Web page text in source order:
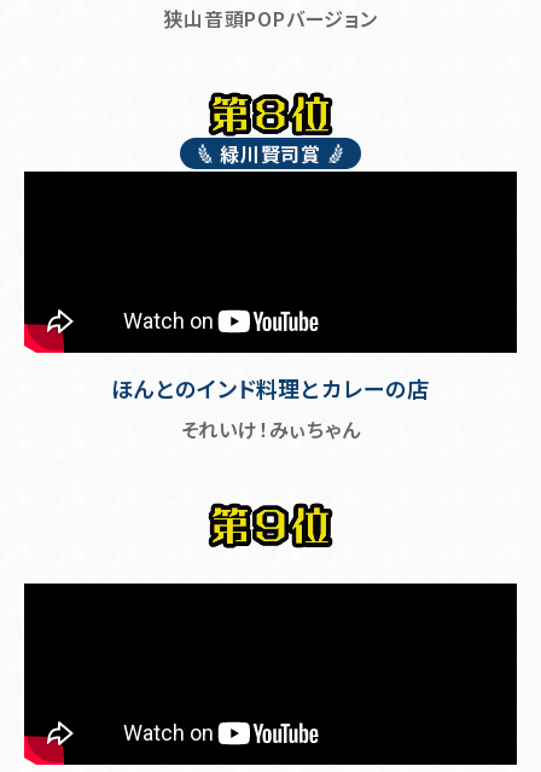
狭山音頭POPバージョン
緑川賢司賞
ほんとのインド料理とカレーの店
それいけ！みぃちゃん